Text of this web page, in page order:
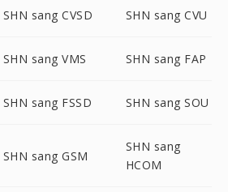
SHN sang CVSD SHN sang CVU
SHN sang VMS SHN sang FAP
SHN sang FSSD SHN sang SOU
SHN sang GSM
SHN sang
HCOM